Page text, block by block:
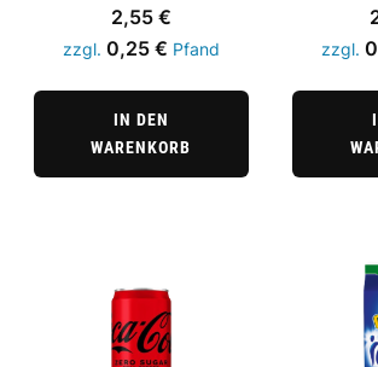
2,55 €
zzgl. 0,25 € Pfand
IN DEN
WARENKORB
zzgl.